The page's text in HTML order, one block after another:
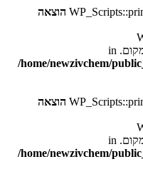
הוצאה
/home/newzivchem/
הוצאה
/home/newzivchem/